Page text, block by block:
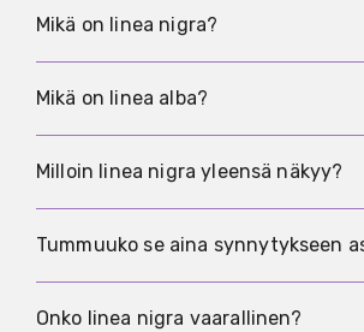
Mikä on linea nigra?
Se on vatsan keskellä kulkeva
aikana usein selvemmin.
Mikä on linea alba?
Sillä tarkoitetaan vaaleampaa
selvästi, puhutaan linea nigrasta.
Milloin linea nigra yleensä näkyy?
Moni huomaa sen toisella
myöhemmin.
Tummuuko se aina synnytykseen
Usein se korostuu ajan myötä,
Onko linea nigra vaarallinen?